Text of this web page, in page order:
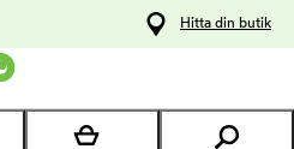
Hitta din butik